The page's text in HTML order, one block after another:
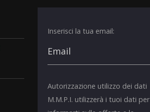
Inserisci la tua email:
Autorizzazione utilizzo dei dati
M.M.P.I. utilizzerà i tuoi dati per